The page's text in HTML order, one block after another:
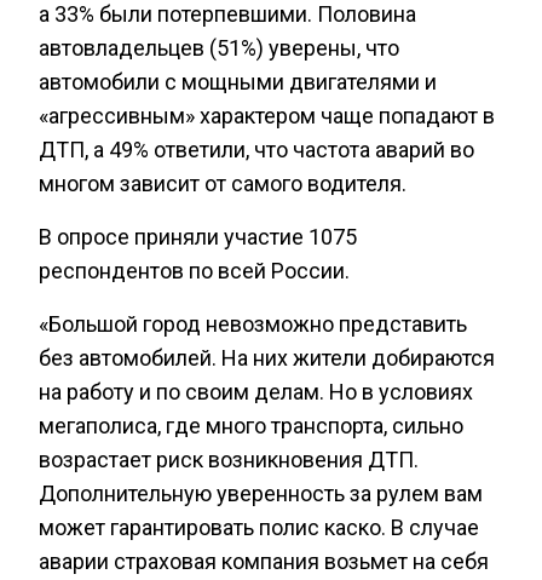
а 33% были потерпевшими. Половина
автовладельцев (51%) уверены, что
автомобили с мощными двигателями и
«агрессивным» характером чаще попадают в
ДТП, а 49% ответили, что частота аварий во
многом зависит от самого водителя.
В опросе приняли участие 1075
респондентов по всей России.
«Большой город невозможно представить
без автомобилей. На них жители добираются
на работу и по своим делам. Но в условиях
мегаполиса, где много транспорта, сильно
возрастает риск возникновения ДТП.
Дополнительную уверенность за рулем вам
может гарантировать полис каско. В случае
аварии страховая компания возьмет на себя